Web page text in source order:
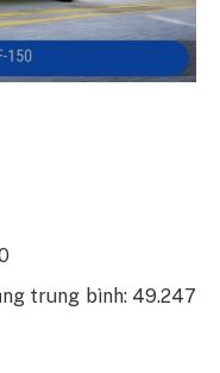
trung bình: 49.247